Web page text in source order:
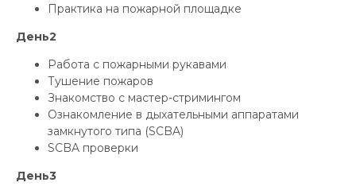
Практика на пожарной площадке
День2
Работа с пожарными рукавами
Тушение пожаров
Знакомство с мастер-стримингом
Ознакомление в дыхательными аппаратами
замкнутого типа (SCBA)
SCBA проверки
День3